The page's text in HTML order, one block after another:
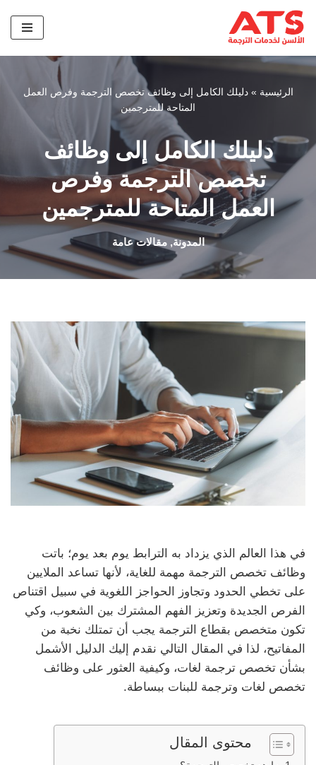
تخطى
إلى
المحتوى
الرئيسية »دليلك الكامل إلى وظائف تخصص الترجمة وفرص العمل
المتاحة للمترجمين
دليلك الكامل إلى وظائف
تخصص الترجمة وفرص
العمل المتاحة للمترجمين
المدونة,مقالات عامة
في هذا العالم الذي يزداد به الترابط يوم بعد يوم؛ باتت
وظائف تخصص الترجمة مهمة للغاية، لأنها تساعد الملايين
على تخطي الحدود وتجاوز الحواجز اللغوية في سبيل اقتناص
الفرص الجديدة وتعزيز الفهم المشترك بين الشعوب، وكي
تكون متخصص بقطاع الترجمة يجب أن تمتلك نخبة من
المفاتيح، لذا في المقال التالي نقدم إليك الدليل الأشمل
بشأن تخصص ترجمة لغات، وكيفية العثور على وظائف
تخصص لغات وترجمة للبنات ببساطة.
محتوى المقال